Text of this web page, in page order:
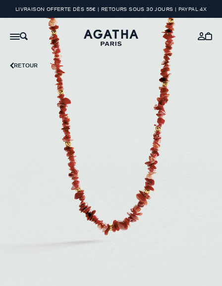
LIVRAISON OFFERTE DÈS 55€ | RETOURS SOUS 30 JOURS | PAYPAL 4X
RETOUR